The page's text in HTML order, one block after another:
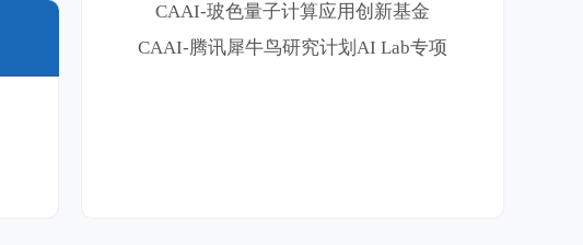
CAAI-玻色量子计算应用创新基金
CAAI-腾讯犀牛鸟研究计划AI Lab专项